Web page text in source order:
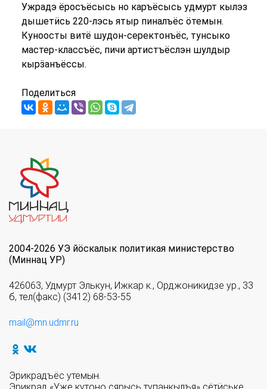
Ужрадэ ёросъёсысь но каръёсысь удмурт кылэз
дышетӥсь 220-лэсь ятыр пиналъёс ӧтемын.
Куноосты витё шудон-серектонъёс, тунсыко
мастер-классъёс, пичи артистъёслэн шулдыр
кырӟанъёссы.
Поделиться
2004-2026 УЭ йöскалык политикая министерство
(Миннац УР)
426063, Удмурт Элькун, Ижкар к., Орджоникидзе ур., 33
б, тел(факс) (3412) 68-53-55
mail@mn.udmr.ru
Эрикрадъёс утемын.
Эрикрад «Уже кутоно сярысь тупанкылъя» сётӥське.